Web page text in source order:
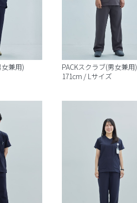
兼用)
PACKスクラブ(男女兼用)
171cm / Lサイズ